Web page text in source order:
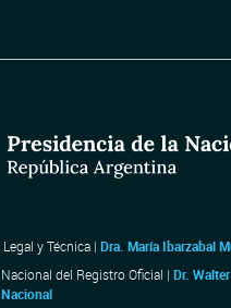
y Técnica | Dra. María Ibarzabal
del Registro Oficial | Dr.